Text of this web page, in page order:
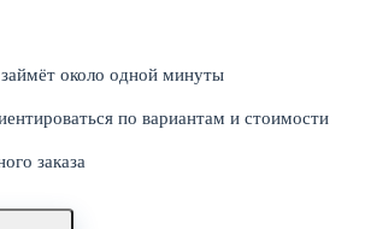
около одной минуты
по вариантам и стоимости
заказа